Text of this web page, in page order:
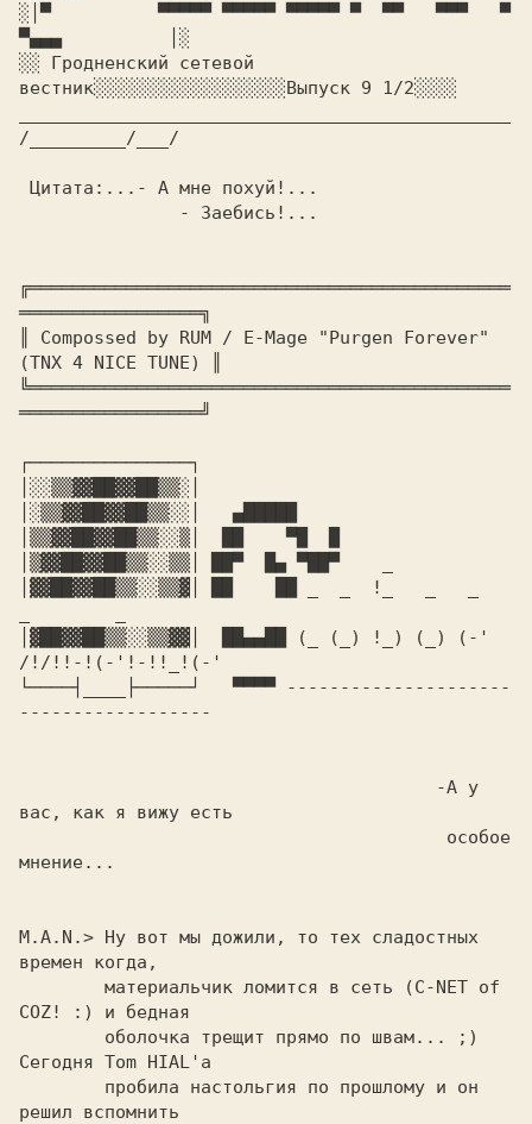
░│▀
  ▀▀▀▀▀ ▀▀▀▀▀ ▀▀▀▀▀ ▀  ▀▀   ▀▀▀   ▀
▀▄▄▄
│░
░░ Гродненский сетевой
вестник░░░░░░░░░░░░░░░░░░Выпуск 9 1/2░░░░
/_________/___/
Цитата: ...- А мне похуй!...
╔═════════════════════════════════════════════
═════════════════╗
║ Compossed by RUM / E-Mage "Purgen Forever"
(TNX 4 NICE TUNE) ║
╚═════════════════════════════════════════════
┌───────────────┐
│░░▒▒▓▓██▓▓██▒▒░│
│░▒▒▓▓██▓▓██▒▒░░│
  ▄█████
│▒▒▓▓██▓▓██▒▒░░▒│
██    ▀█  █
│▒▓▓██▓▓██▒▒░░▒▒│
██▀  █▄ ▀██▀    _
│▓▓██▓▓██▒▒░░▒▒▓│
██    ██ _  _  !_   _   _
│▓██▓▓██▒▒░░▒▒▓▓│
██▄▄██ (_ (_) !_) (_) (-'
/!/!!-!(-'!-!!_!(-'
└────┤____├─────┘
  ▀▀▀▀ ---------------------
------------------
вас, как я вижу есть
M.A.N.> Ну вот мы дожили, то тех сладостных
времен когда,
COZ! :) и бедная
Сегодня Tom HIAL'a
решил вспомнить